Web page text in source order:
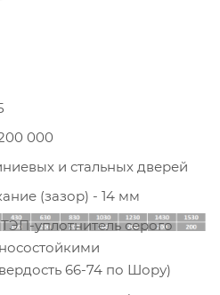
000
и стальных дверей
(зазор) - 14 мм
уплотнитель серого
66-74 по Шору)